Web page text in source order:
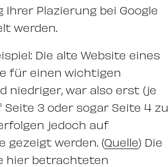
Plazierung bei Google
werden.
Die alte Website eines
für einen wichtigen
niedriger, war also erst (je
3 oder sogar Seite 4 zu
jedoch auf
gezeigt werden. (Quelle) Die
hier betrachteten